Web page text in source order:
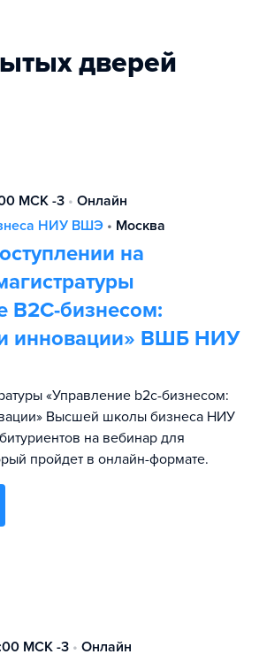
дверей
МСК -3 • Онлайн
НИУ ВШЭ • Москва
на
B2C-бизнесом:
и инновации» ВШБ НИУ
«Управление b2c-бизнесом:
Высшей школы бизнеса НИУ
на вебинар для
пройдет в онлайн-формате.
МСК -3 • Онлайн